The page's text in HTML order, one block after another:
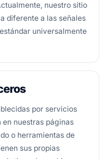
nuestro sitio
diferente a las señales
universalmente
por servicios
nuestras páginas
o herramientas de
sus propias